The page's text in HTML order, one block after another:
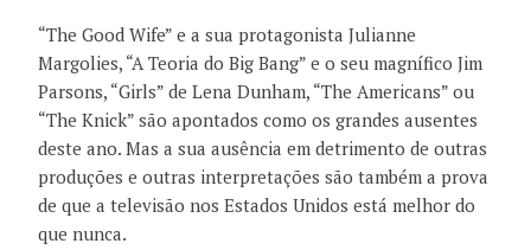
“The Good Wife” e a sua protagonista Julianne
Margolies, “A Teoria do Big Bang” e o seu magnífico Jim
Parsons, “Girls” de Lena Dunham, “The Americans” ou
“The Knick” são apontados como os grandes ausentes
deste ano. Mas a sua ausência em detrimento de outras
produções e outras interpretações são também a prova
de que a televisão nos Estados Unidos está melhor do
que nunca.